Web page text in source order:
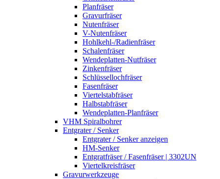
Planfräser
Gravurfräser
Nutenfräser
V-Nutenfräser
Hohlkehl-/Radienfräser
Schalenfräser
Wendeplatten-Nutfräser
Zinkenfräser
Schlüssellochfräser
Fasenfräser
Viertelstabfräser
Halbstabfräser
Wendeplatten-Planfräser
VHM Spiralbohrer
Entgrater / Senker
Entgrater / Senker anzeigen
HM-Senker
Entgratfräser / Fasenfräser | 3302UN
Viertelkreisfräser
Gravurwerkzeuge